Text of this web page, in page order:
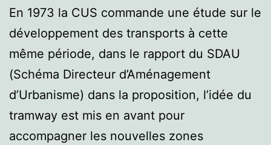
En 1973 la CUS commande une étude sur le
développement des transports à cette
même période, dans le rapport du SDAU
(Schéma Directeur d’Aménagement
d’Urbanisme) dans la proposition, l’idée du
tramway est mis en avant pour
accompagner les nouvelles zones